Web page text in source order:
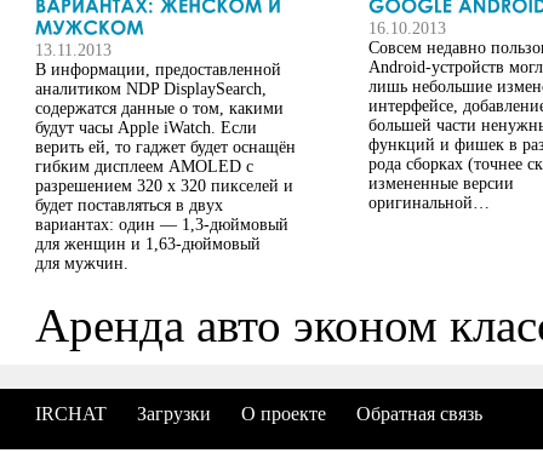
13.11.2013
В информации, предоставленной
аналитиком NDP DisplaySearch,
содержатся данные о том, какими
будут часы Apple iWatch. Если
верить ей, то гаджет будет оснащён
гибким дисплеем AMOLED с
разрешением 320 х 320 пикселей и
будет поставляться в двух
вариантах: один — 1,3-дюймовый
для женщин и 1,63-дюймовый
для мужчин.
16.10.2013
Совсем недавно
Android-устройств
лишь небольшие
интерфейсе,
большей части
функций и фишек в
рода сборках (точнее
измененные версии
оригинальной…
Аренда авто эконом
IRCHAT Загрузки О проекте Обратная связь